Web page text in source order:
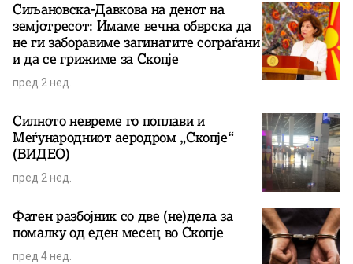
Сиљановска-Давкова на денот на
земјотресот: Имаме вечна обврска да
не ги заборавиме загинатите сограѓани
и да се грижиме за Скопје
пред 2 нед.
Силното невреме го поплави и
Меѓународниот аеродром „Скопје“
(ВИДЕО)
пред 2 нед.
Фатен разбојник со две (не)дела за
помалку од еден месец во Скопје
пред 4 нед.